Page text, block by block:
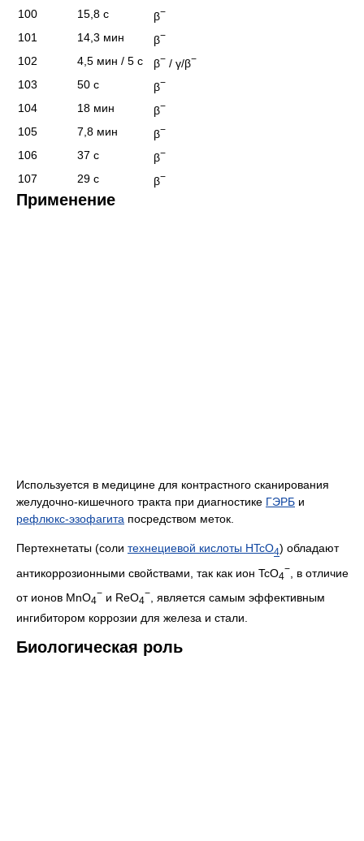
100 15,8 с β−
101 14,3 мин β−
102 4,5 мин / 5 с β− / γ/β−
103 50 с β−
104 18 мин β−
105 7,8 мин β−
106 37 с β−
107 29 с β−
Применение
Используется в медицине для контрастного сканирования
желудочно-кишечного тракта при диагностике ГЭРБ и
рефлюкс-эзофагита посредством меток.
Пертехнетаты (соли технециевой кислоты HTcO4) обладают
антикоррозионными свойствами, так как ион TcO4
−
, в отличие
от ионов MnO4
− и ReO4
−
, является самым эффективным
ингибитором коррозии для железа и стали.
Биологическая роль